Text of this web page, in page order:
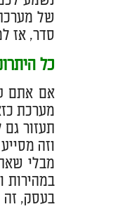
של
סדר, אז
כל
אם אתם
מערכת
תעזור
וזה
מבלי
במהירות
בעסק, זה